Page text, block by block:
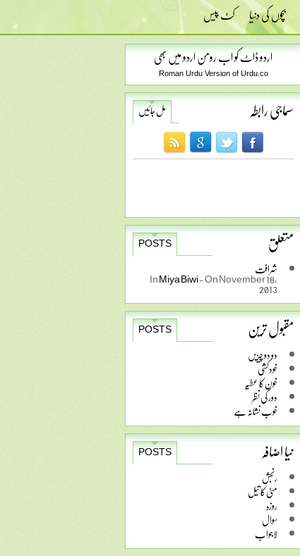
بچوں کی دنیا کٹ پیس
اردو ڈاٹ کو اب رومن اردو میں بھی
Roman Urdu Version of Urdu.co
سماجی رابطہ مل جائیں
متعلق
POSTS
شرافت
InMiya Biwi-On November 18,
2013
مقبول ترین
POSTS
دو دو چیزیں
خودکشی
خون کا عطیہ
دور کی نظر
خوب نشانہ ہے
نیا اضافہ
POSTS
رنجش
مٹی کا تیل
روزہ
سوال
لاجواب